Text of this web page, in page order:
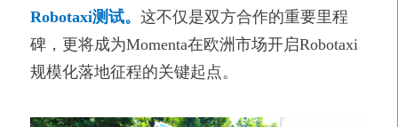
Robotaxi测试。 这不仅是双方合作的重要里程
碑，更将成为Momenta在欧洲市场开启Robotaxi
规模化落地征程的关键起点。